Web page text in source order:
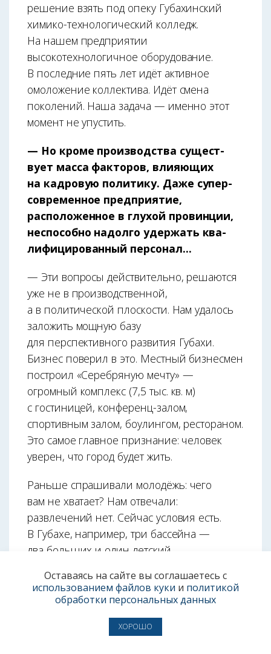
решение взять под опеку Губахинский
химико-технологический колледж.
На нашем предприятии
высокотехнологичное оборудование.
В последние пять лет идёт активное
омоложение коллектива. Идёт смена
поколений. Наша задача — именно этот
момент не упустить.
— Но кроме производства сущест­
вует масса факторов, влияющих
на кадровую политику. Даже супер­
современное предприятие,
расположенное в глухой провинции,
неспособно надолго удержать ква­
лифицированный персонал...
— Эти вопросы действительно, решаются
уже не в производственной,
а в политической плоскости. Нам удалось
заложить мощную базу
для перспективного развития Губахи.
Бизнес поверил в это. Местный бизнесмен
построил «Серебряную мечту» —
огромный комплекс (7,5 тыс. кв. м)
с гостиницей, конференц-залом,
спортивным залом, боулингом, рестораном.
Это самое главное признание: человек
уверен, что город будет жить.
Раньше спрашивали молодёжь: чего
вам не хватает? Нам отвечали:
развлечений нет. Сейчас условия есть.
В Губахе, например, три бассейна —
два больших и один детский.
Если молодой человек рассчитывает свою
жизнь на пять лет, то лучшей стартовой
Мощное современное предприятие даёт
Оставаясь на сайте вы соглашаетесь с
использованием файлов куки и политикой
обработки персональных данных
ХОРОШО